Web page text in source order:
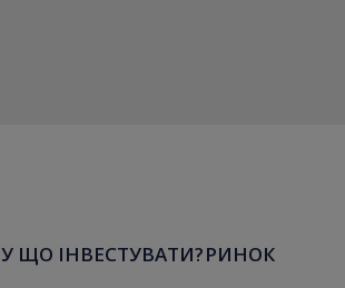
У ЩО ІНВЕСТУВАТИ?РИНОК